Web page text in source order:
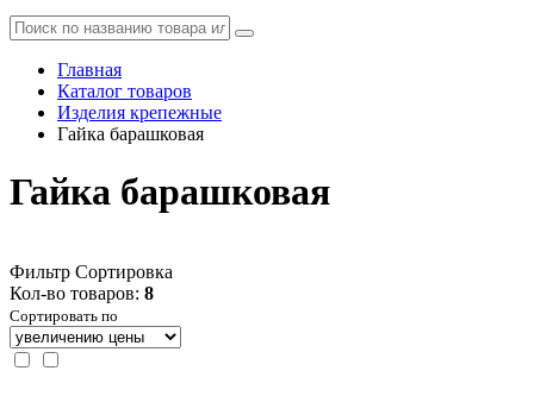
Главная
Каталог товаров
Изделия крепежные
Гайка барашковая
Гайка барашковая
Фильтр Сортировка
Кол-во товаров: 8
Сортировать по